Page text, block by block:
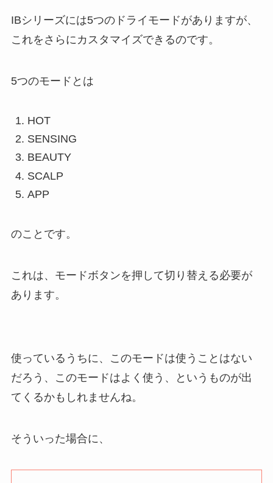
IBシリーズには5つのドライモードがありますが、
これをさらにカスタマイズできるのです。
5つのモードとは
HOT
SENSING
BEAUTY
SCALP
APP
のことです。
これは、モードボタンを押して切り替える必要が
あります。
使っているうちに、このモードは使うことはない
だろう、このモードはよく使う、というものが出
てくるかもしれませんね。
そういった場合に、